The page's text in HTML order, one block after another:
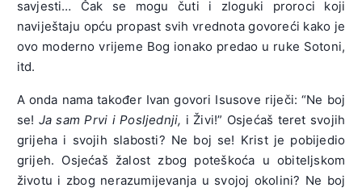
savjesti… Čak se mogu čuti i zloguki proroci koji
naviještaju opću propast svih vrednota govoreći kako je
ovo moderno vrijeme Bog ionako predao u ruke Sotoni,
itd.
A onda nama također Ivan govori Isusove riječi: “Ne boj
se! Ja sam Prvi i Posljednji, i Živi!” Osjećaš teret svojih
grijeha i svojih slabosti? Ne boj se! Krist je pobijedio
grijeh. Osjećaš žalost zbog poteškoća u obiteljskom
životu i zbog nerazumijevanja u svojoj okolini? Ne boj